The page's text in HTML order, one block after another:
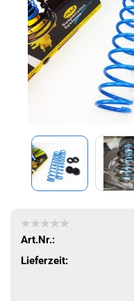
Art.Nr.:
Lieferzeit: